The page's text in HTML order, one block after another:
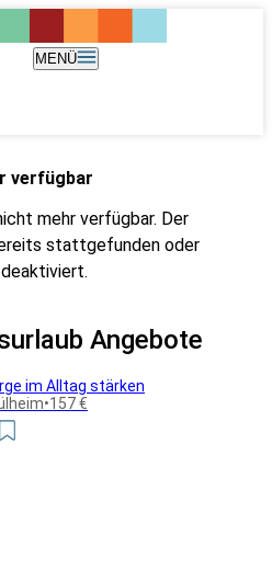
MENÜ
verfügbar
mehr verfügbar. Der
stattgefunden oder
Angebote
im Alltag stärken
•157 €